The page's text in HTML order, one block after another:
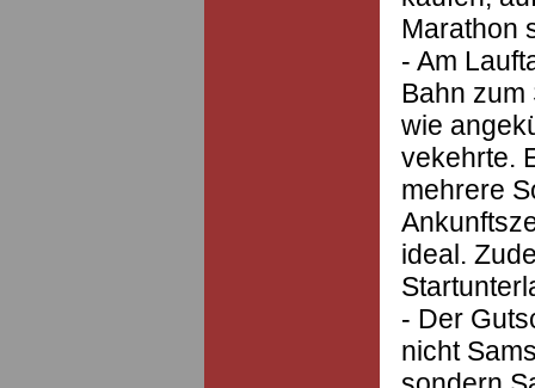
Marathon
- Am
Bahn zum
wie
vekehrte.
mehrere
ideal.
- Der
nicht